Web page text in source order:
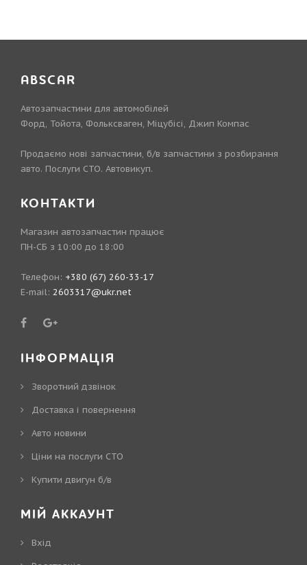
ABSCAR
Автозапчастини для автомобілей
Форд, Тойота, Фольксваген, Міцубісі, Джип Компас
Продаємо нові запчастини, б/в запчастини з розбирання
авто. Послуги СТО. Автовикуп.
КОНТАКТИ
Магазин автозапчастин працює
ПН-СБ з 10:00 до 18:00
Телефон: +380 (67) 260-33-17
E-mail: 2603317@ukr.net
ІНФОРМАЦІЯ
Зворотний дзвінок
Доставка і повернення
Авто новини
Ціни на послуги СТО
Купити двигун б/в
МІЙ АККАУНТ
Вхід